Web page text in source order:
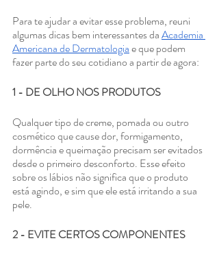
Para te ajudar a evitar esse problema, reuni
algumas dicas bem interessantes da Academia
Americana de Dermatologia e que podem
fazer parte do seu cotidiano a partir de agora:
1 - DE OLHO NOS PRODUTOS
Qualquer tipo de creme, pomada ou outro
cosmético que cause dor, formigamento,
dormência e queimação precisam ser evitados
desde o primeiro desconforto. Esse efeito
sobre os lábios não significa que o produto
está agindo, e sim que ele está irritando a sua
pele.
2 - EVITE CERTOS COMPONENTES